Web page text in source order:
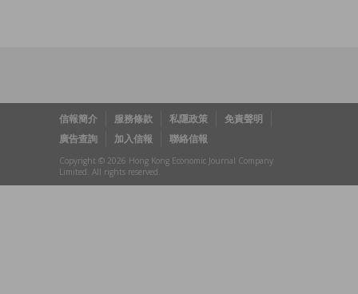
信報簡介 服務條款 私隱政策
免責聲明
廣告查詢
加入信報 聯絡信報
Copyright © 2026 Hong Kong Economic Journal Company
Limited. All rights reserved.